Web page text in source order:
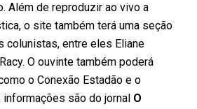
Além de reproduzir ao vivo a
o site também terá uma seção
colunistas, entre eles Eliane
O ouvinte também poderá
o Conexão Estadão e o
informações são do jornal O